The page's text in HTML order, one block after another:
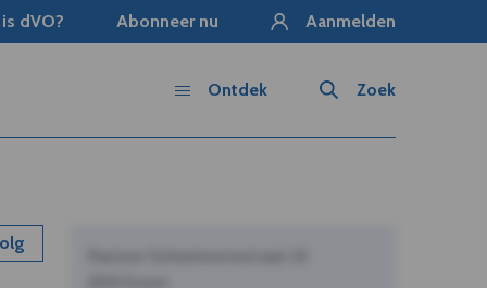
dVO? Abonneer nu Aanmelden
Zoek
Ontdek